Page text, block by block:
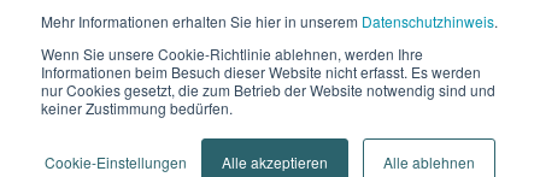
Mehr Informationen erhalten Sie hier in unserem Datenschutzhinweis.
Wenn Sie unsere Cookie-Richtlinie ablehnen, werden Ihre
Informationen beim Besuch dieser Website nicht erfasst. Es werden
nur Cookies gesetzt, die zum Betrieb der Website notwendig sind und
keiner Zustimmung bedürfen.
Cookie-Einstellungen Alle akzeptieren Alle ablehnen
kranke Venenabschnitt mit Hilfe von Hitze verschlossen
und damit ausgeschalten. Die verödete Vene verbleibt
jedoch im Körper und wird dann nach und nach
abgebaut.
Bei diesem minimal-invasiven Verfahren wird zunächst